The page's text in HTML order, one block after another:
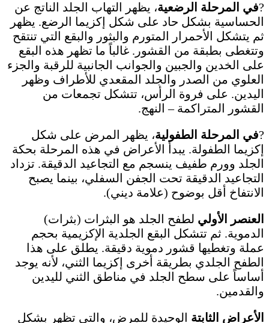
?في المرحلة الرضعية، يظهر التهاب الجلد الناتج عن
الحساسية بشكل حاد على شكل إكزيما الرضع. يظهر
ثم يتشكل الأحمرار المتورم والبثور والبقع التي تنتقح
وتتغطى بطبقة من القشور. غالباً ما تظهر هذه البقع
على الخدين والجبين والجوانب الجانبية للرقبة والجزء
العلوي من الصدر والجلد المقعدي للأطراف وظهر
اليدين. على فروة الرأس، تتشكل تجمعات من
القشور المتراكمة – النهج.
?في المرحلة الطفولية، يظهر المرض على شكل
إكزيما الطفولة. يبدأ الأعراض في هذه المرحلة بحكة
الجلد وورم طفيف ينسجم مع التجاعيد الدقيقة. تزداد
التجاعيد الدقيقة تحت الجفن السفلي، بينما يصبح
الانتفاخ أقل بوضوح (علامة ديني).
العنصر الأولي لطفح الجلد هو البثرات (بثرات)
الدموية. ثم تتشكل البقع الجلدية الإكزيمية بحجم
عملة وتغطيها قشور دموية دقيقة. يطلق على هذا
الطفح الجلدي بطريقة أخرى إكزيما الثني، لأنه يوجد
أساساً على سطح الجلد في مناطق الثني لليدين
والقدمين.
الأعراض الثابتة الوحيدة للمرض، والتي تظهر بشكل